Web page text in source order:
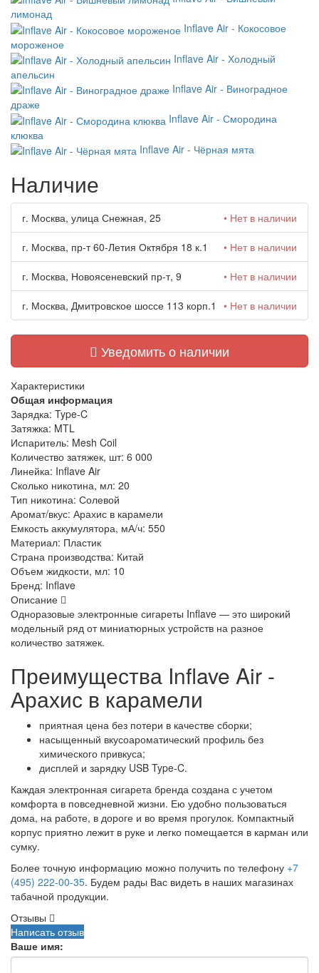
лимонад
Inflave Air - Кокосовое
мороженое
Inflave Air - Холодный
апельсин
Inflave Air - Виноградное
драже
Inflave Air - Смородина
клюква
Inflave Air - Чёрная мята
Наличие
г. Москва, улица Снежная, 25 • Нет в наличии
г. Москва, пр-т 60-Летия Октября 18 к.1 • Нет в наличии
г. Москва, Новоясеневский пр-т, 9 • Нет в наличии
г. Москва, Дмитровское шоссе 113 корп.1 • Нет в наличии
Уведомить о наличии
Характеристики
Общая информация
Зарядка: Type-C
Затяжка: MTL
Испаритель: Mesh Coil
Количество затяжек, шт: 6 000
Линейка: Inflave Air
Сколько никотина, мл: 20
Тип никотина: Солевой
Аромат/вкус: Арахис в карамели
Емкость аккумулятора, мА/ч: 550
Материал: Пластик
Страна производства: Китай
Объем жидкости, мл: 10
Бренд: Inflave
Описание
Одноразовые электронные сигареты Inflave — это широкий
модельный ряд от миниатюрных устройств на разное
количество затяжек.
Преимущества Inflave Air -
Арахис в карамели
приятная цена без потери в качестве сборки;
насыщенный вкусоароматический профиль без
химического привкуса;
дисплей и зарядку USB Type-C.
Каждая электронная сигарета бренда создана с учетом
комфорта в повседневной жизни. Ею удобно пользоваться
дома, на работе, в дороге и во время прогулок. Компактный
корпус приятно лежит в руке и легко помещается в карман или
сумку.
Более точную информацию можно получить по телефону +7
(495) 222-00-35. Будем рады Вас видеть в наших магазинах
табачной продукции.
Отзывы
Написать отзыв
Ваше имя: